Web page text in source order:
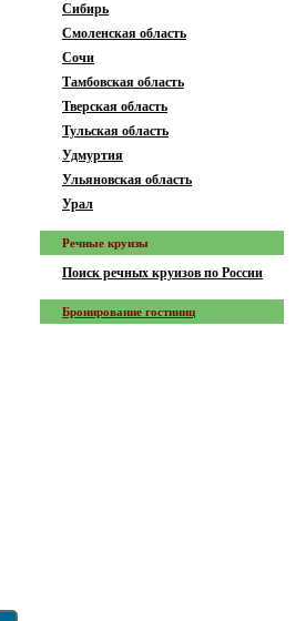
Сибирь
Смоленская область
Сочи
Тамбовская область
Тверская область
Тульская область
Удмуртия
Ульяновская область
Урал
Речные круизы
Поиск речных круизов по России
Бронирование гостиниц